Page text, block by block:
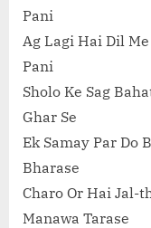
Pani
Ag Lagi Hai Dil
Pani
Sholo Ke Sag
Ghar Se
Ek Samay Par Do
Bharase
Charo Or Hai Jal-
Manawa Tarase